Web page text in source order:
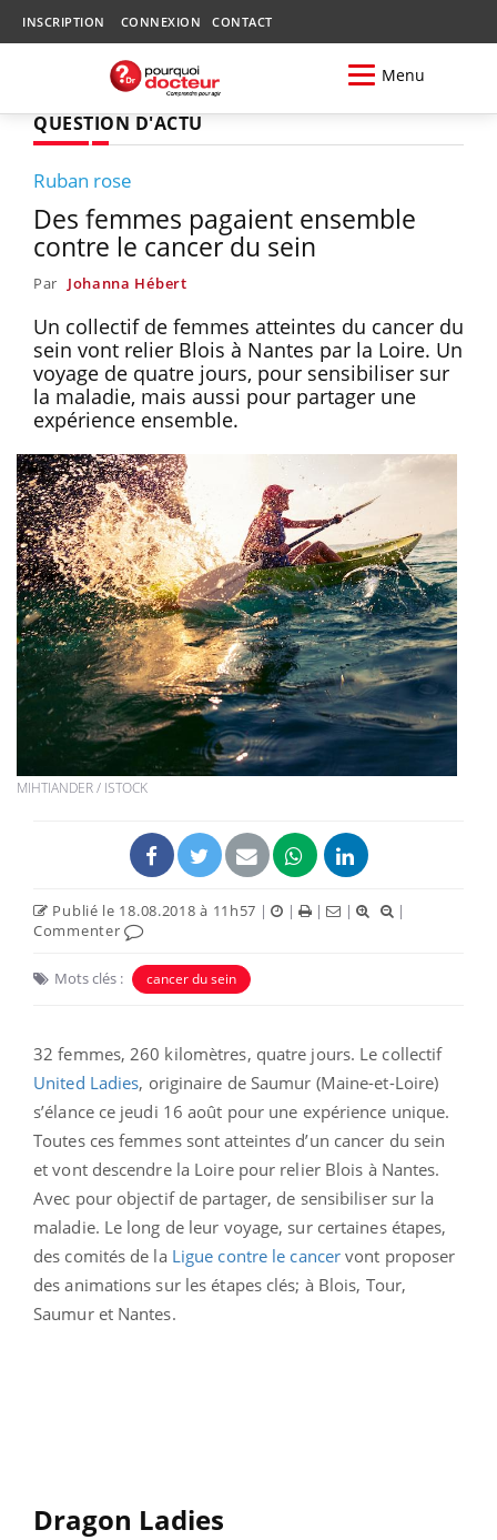
INSCRIPTION CONNEXION CONTACT
Menu
QUESTION D'ACTU
Ruban rose
Des femmes pagaient ensemble
contre le cancer du sein
Par Johanna Hébert
Un collectif de femmes atteintes du cancer du
sein vont relier Blois à Nantes par la Loire. Un
voyage de quatre jours, pour sensibiliser sur
la maladie, mais aussi pour partager une
expérience ensemble.
MIHTIANDER / ISTOCK
Publié le 18.08.2018 à 11h57 | | | |
|
Commenter
Mots clés : cancer du sein
32 femmes, 260 kilomètres, quatre jours. Le collectif
United Ladies, originaire de Saumur (Maine-et-Loire)
s’élance ce jeudi 16 août pour une expérience unique.
Toutes ces femmes sont atteintes d’un cancer du sein
et vont descendre la Loire pour relier Blois à Nantes.
Avec pour objectif de partager, de sensibiliser sur la
maladie. Le long de leur voyage, sur certaines étapes,
des comités de la Ligue contre le cancer vont proposer
des animations sur les étapes clés; à Blois, Tour,
Saumur et Nantes.
Dragon Ladies